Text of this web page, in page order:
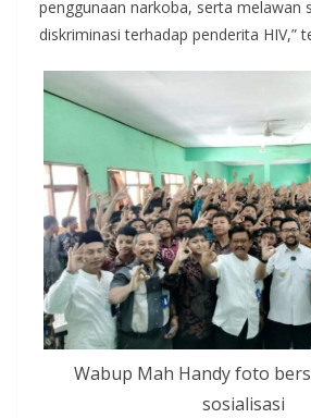
penggunaan narkoba, serta melawan
diskriminasi terhadap penderita HIV,”
Wabup Mah Handy foto
sosialisasi